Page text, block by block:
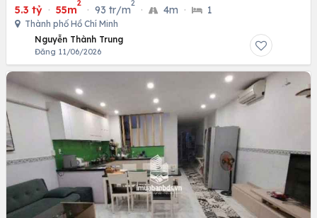
5.3 tỷ · 55m
2
· 93 tr/m
2
· 4m · 1
Thành phố Hồ Chí Minh
Nguyễn Thành Trung
Đăng 11/06/2026